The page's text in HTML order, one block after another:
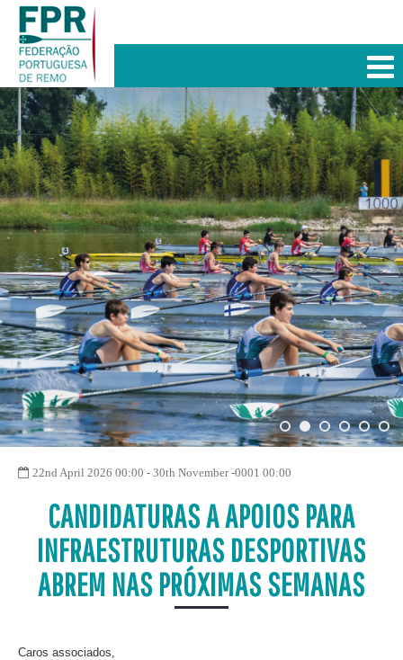
22nd April 2026 00:00 - 30th November -0001 00:00
CANDIDATURAS A APOIOS PARA
INFRAESTRUTURAS DESPORTIVAS
ABREM NAS PRÓXIMAS SEMANAS
Caros associados,